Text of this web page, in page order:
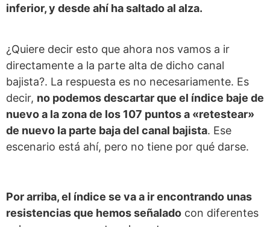
inferior, y desde ahí ha saltado al alza.
¿Quiere decir esto que ahora nos vamos a ir
directamente a la parte alta de dicho canal
bajista?. La respuesta es no necesariamente. Es
decir, no podemos descartar que el índice baje de
nuevo a la zona de los 107 puntos a «retestear»
de nuevo la parte baja del canal bajista. Ese
escenario está ahí, pero no tiene por qué darse.
Por arriba, el índice se va a ir encontrando unas
resistencias que hemos señalado con diferentes